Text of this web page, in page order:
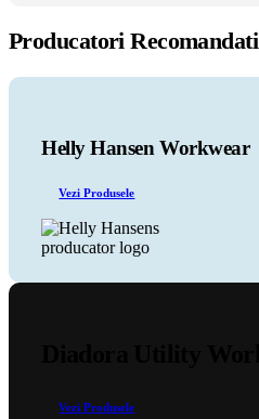
are
multe
pagina
produsului.
Producatori Recomandati
Helly Hansen Workwear
Vezi Produsele
Vezi Produsele